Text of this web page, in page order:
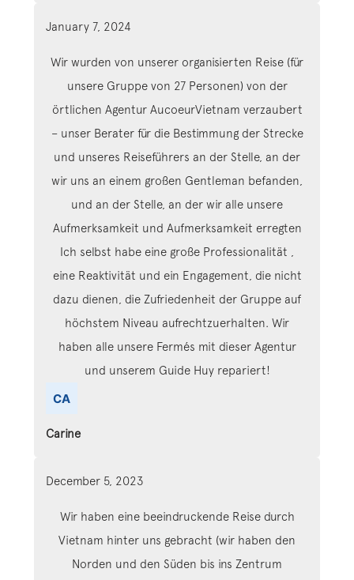
January 7, 2024
Wir wurden von unserer organisierten Reise (für
unsere Gruppe von 27 Personen) von der
örtlichen Agentur AucoeurVietnam verzaubert
– unser Berater für die Bestimmung der Strecke
und unseres Reiseführers an der Stelle, an der
wir uns an einem großen Gentleman befanden,
und an der Stelle, an der wir alle unsere
Aufmerksamkeit und Aufmerksamkeit erregten
Ich selbst habe eine große Professionalität ,
eine Reaktivität und ein Engagement, die nicht
dazu dienen, die Zufriedenheit der Gruppe auf
höchstem Niveau aufrechtzuerhalten. Wir
haben alle unsere Fermés mit dieser Agentur
und unserem Guide Huy repariert!
Carine
December 5, 2023
Wir haben eine beeindruckende Reise durch
Vietnam hinter uns gebracht (wir haben den
Norden und den Süden bis ins Zentrum